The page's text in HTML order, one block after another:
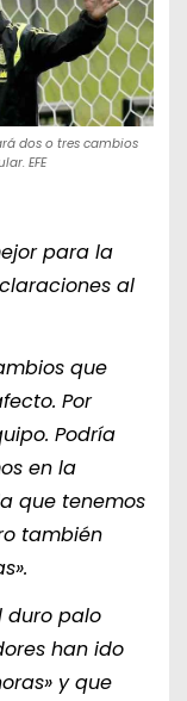
dos o tres cambios
EFE
para la
al
que
Por
Podría
en la
que tenemos
también
duro palo
han ido
y que